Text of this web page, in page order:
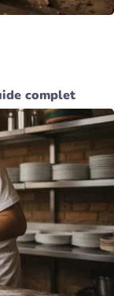
complet